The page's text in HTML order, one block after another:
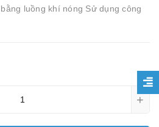
luồng khí nóng Sử dụng công
+